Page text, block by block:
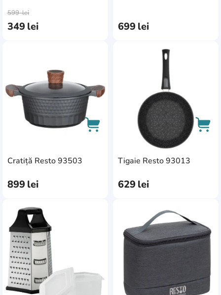
349 lei
599lei
699 lei
Cratiță Resto 93503
899 lei
AddCardToFavourite
AddCardToCart
Tigaie Resto 93013
629 lei
AddCardToFavourite